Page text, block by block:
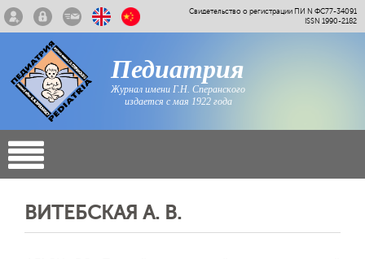
Свидетельство о регистрации ПИ N ФС77-34091
ISSN 1990-2182
Педиатрия
Журнал имени Г.Н. Сперанского
издается с мая 1922 года
ВИТЕБСКАЯ А. В.